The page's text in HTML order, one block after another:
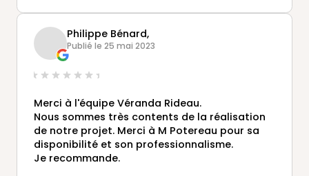
Philippe Bénard,
Publié le 25 mai 2023
Merci à l'équipe Véranda Rideau.
Nous sommes très contents de la réalisation
de notre projet. Merci à M Potereau pour sa
disponibilité et son professionnalisme.
Je recommande.